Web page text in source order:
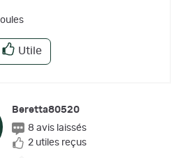
Utile
Beretta80520
8 avis laissés
2 utiles reçus